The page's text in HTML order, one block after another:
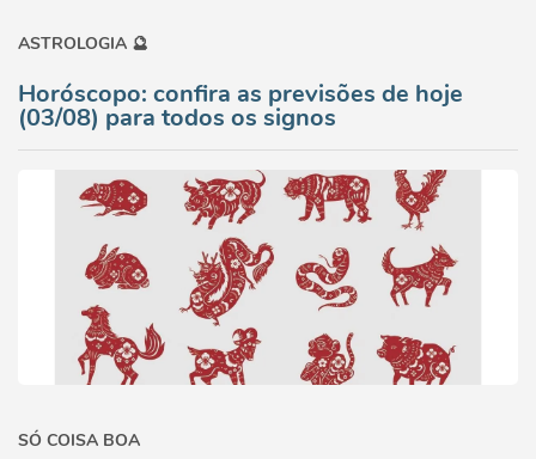
ASTROLOGIA 🔮
Horóscopo: confira as previsões de hoje
(03/08) para todos os signos
SÓ COISA BOA